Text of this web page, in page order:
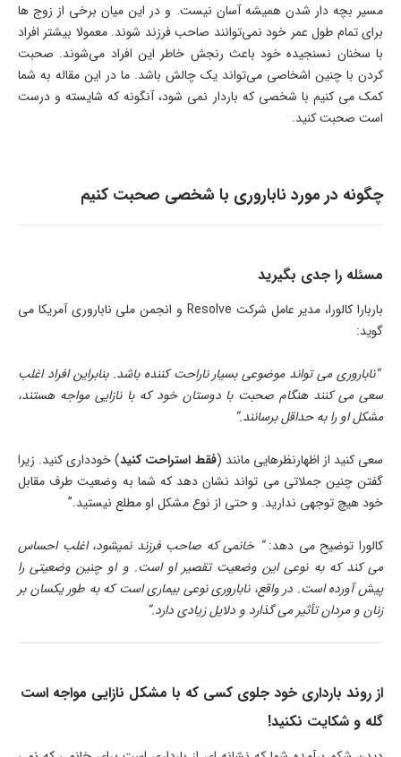
مسیر بچه دار شدن همیشه آسان نیست. و در این میان برخی از زوج ها
برای تمام طول عمر خود نمی‌توانند صاحب فرزند شوند. معمولا بیشتر افراد
با سخنان نسنجیده خود باعث رنجش خاطر این افراد می‌شوند. صحبت
کردن با چنین اشخاصی می‌تواند یک چالش باشد. ما در این مقاله به شما
کمک می کنیم با شخصی که باردار نمی شود، آنگونه که شایسته و درست
است صحبت کنید.
چگونه در مورد ناباروری با شخصی صحبت کنیم
مسئله را جدی بگیرید
باربارا کالورا، مدیر عامل شرکت Resolve و انجمن ملی ناباروری آمریکا می
گوید:
“ناباروری می تواند موضوعی بسیار ناراحت کننده باشد. بنابراین افراد اغلب
سعی می کنند هنگام صحبت با دوستان خود که با نازایی مواجه هستند،
مشکل او را به حداقل برسانند.”
سعی کنید از اظهارنظرهایی مانند (فقط استراحت کنید) خودداری کنید. زیرا
گفتن چنین جملاتی می تواند نشان دهد که شما به وضعیت طرف مقابل
خود هیچ توجهی ندارید. و حتی از نوع مشکل او مطلع نیستید.”
کالورا توضیح می دهد:” خانمی که صاحب فرزند نمیشود، اغلب احساس
می کند که به نوعی این وضعیت تقصیر او است. و او چنین وضعیتی را
پیش آورده است. در واقع، ناباروری نوعی بیماری است که به طور یکسان بر
زنان و مردان تأثیر می گذارد و دلایل زیادی دارد.”
از روند بارداری خود جلوی کسی که با مشکل نازایی مواجه است
گله و شکایت نکنید!